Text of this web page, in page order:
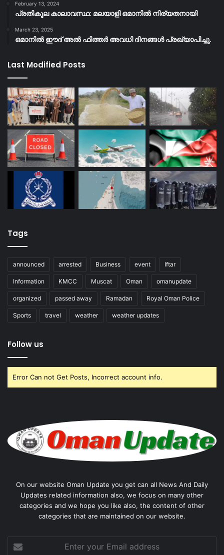
February 13, 2024
പ്രതികൂല കാലാവസ്ഥ: മലയാളി ഒമാനിൽ നിര്യതനായി
March 23, 2025
ഒമാനിൽ ഈദ് അൽ ഫിത്തർ അവധി ദിനങ്ങൾ പ്രഖ്യാപിച്ചു.
Last Modified Posts
Tags
announced arrested Business event Iftar
Information KMCC Muscat Oman omanupdate
organized passed away Ramadan Royal Oman Police
Sports travel weather weather updates
Follow us
Error Can not Get Posts, Incorrect account info.
On our website Oman Update you get can all News And Daily
Updates related information also, we focus on many other
categories and we hope you like also, the content of other
categories that are maintained on our website.
your